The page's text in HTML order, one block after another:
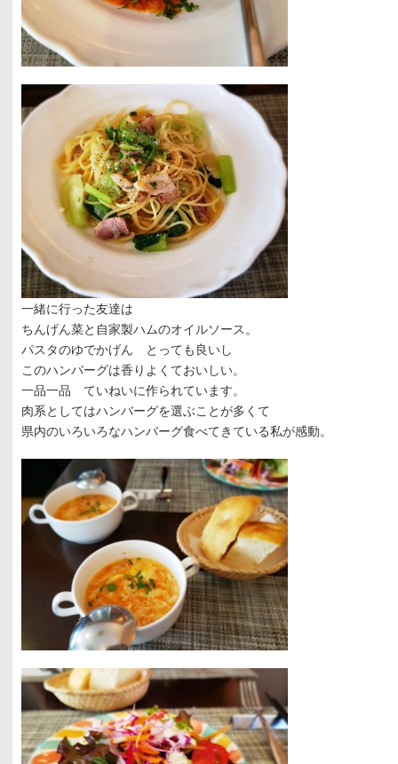
一緒に行った友達は
ちんげん菜と自家製ハムのオイルソース。
パスタのゆでかげん とっても良いし
このハンバーグは香りよくておいしい。
一品一品 ていねいに作られています。
肉系としてはハンバーグを選ぶことが多くて
県内のいろいろなハンバーグ食べてきている私が感動。